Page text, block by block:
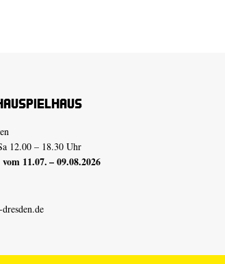
12.00 – 18.30 Uhr
11.07. – 09.08.2026